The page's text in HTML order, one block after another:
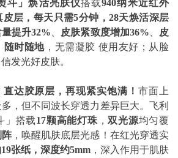
斗」焕活亮肤仪搭载940纳米近红外
皮层，每天只需5分钟，28天焕活深层
提升32% 皮肤紧致度增加36%
皮
随时随地 ，无需凝胶 使用友好；从脸
发光好皮肤。
达胶原层，再现紧实饱满！市面上
，但不同波长穿透力差异巨大。飞利
」搭载17颗高能灯珠 ，双光源均匀覆
，唤醒肌肤底层光感！在红光穿透实
张纸，深度约5mm ，深入作用于肌肤